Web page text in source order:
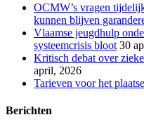
OCMW’s vragen
kunnen blijven
Vlaamse jeugdhulp
systeemcrisis bloot 30
Kritisch debat over
april, 2026
Tarieven voor het
Berichten